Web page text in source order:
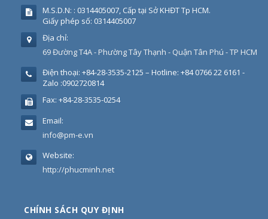
M.S.D.N: : 0314405007, Cấp tại Sở KHĐT Tp HCM.
Giấy phép số: 0314405007
Địa chỉ:
69 Đường T4A - Phường Tây Thạnh - Quận Tân Phú - TP HCM
Điện thoại: +84-28-3535-2125 – Hotline: +84 0766 22 6161 -
Zalo :0902720814
Fax: +84-28-3535-0254
Email:
info@pm-e.vn
Website:
http://phucminh.net
CHÍNH SÁCH QUY ĐỊNH